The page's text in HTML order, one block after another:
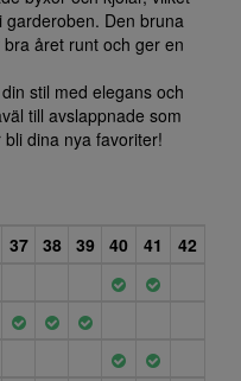
garderoben. Den bruna
året runt och ger en
stil med elegans och
till avslappnade som
dina nya favoriter!
37 38 39 40 41
42